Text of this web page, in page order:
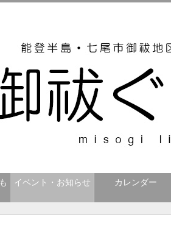
イベント・お知らせ カレンダー